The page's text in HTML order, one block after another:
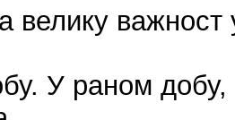
велику
У раном добу,